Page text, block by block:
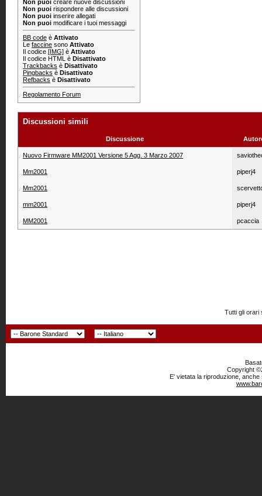
Non puoi creare nuove discussioni
Non puoi rispondere alle discussioni
Non puoi inserire allegati
Non puoi modificare i tuoi messaggi
BB code è Attivato
Le faccine sono Attivato
Il codice [IMG] è Attivato
Il codice HTML è Disattivato
Trackbacks è Disattivato
Pingbacks è Disattivato
Refbacks è Disattivato
Regolamento Forum
Discussioni simili
Discussione
Nuovo Firmware MM2001 Versione 5 Agg. 3 Marzo 2007
Mm2001 piperj4
Mm2001
mm2001 piperj4
MM2001 pcaccia
Tutti gli orari
Copyright
E' vietata la riproduzione,